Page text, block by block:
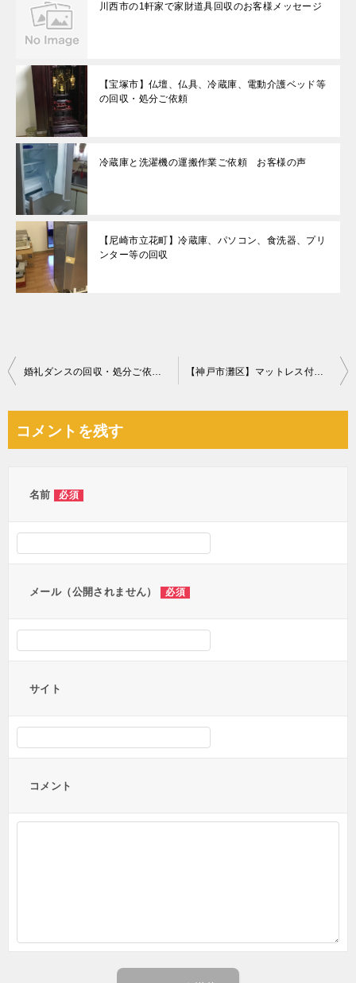
川西市の1軒家で家財道具回収のお客様メッセージ
【宝塚市】仏壇、仏具、冷蔵庫、電動介護ベッド等
の回収・処分ご依頼
冷蔵庫と洗濯機の運搬作業ご依頼 お客様の声
【尼崎市立花町】冷蔵庫、パソコン、食洗器、プリ
ンター等の回収
投
ビ
婚礼ダンスの回収・処分ご依頼 お客様の声 【神戸市灘区】マットレス付きシングルベッド、冷蔵庫、布団等の回収
コメントを残す
名前 必須
メール（公開されません） 必須
サイト
コメント